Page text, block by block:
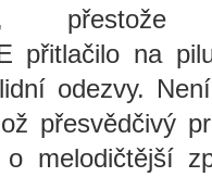
přitlačilo na
odezvy.
přesvědčivý
melodičtější